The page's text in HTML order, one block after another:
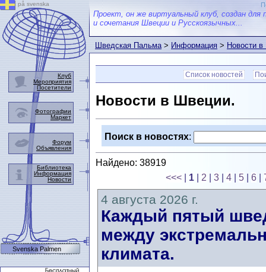
Проект, он же виртуальный клуб, создан для
и сочетания Швеции и Русскоязычных...
Шведская Пальма>Информация>Новости
Список новостей
Новости в Швеции.
Поиск в новостях:
Найдено: 38919
<<<
1 2 3 4 5 6
4 августа 2026 г.
Каждый пятый
между
климата.
på svenska
Клуб
Мероприятия
Посетители
Фотографии
Маркет
Форум
Объявления
Библиотека
Информация
Новости
Svenska Palmen